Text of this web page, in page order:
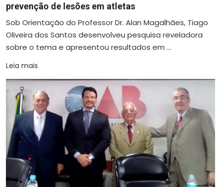
prevenção de lesões em atletas
Sob Orientação do Professor Dr. Alan Magalhães, Tiago
Oliveira dos Santos desenvolveu pesquisa reveladora
sobre o tema e apresentou resultados em ...
Leia mais